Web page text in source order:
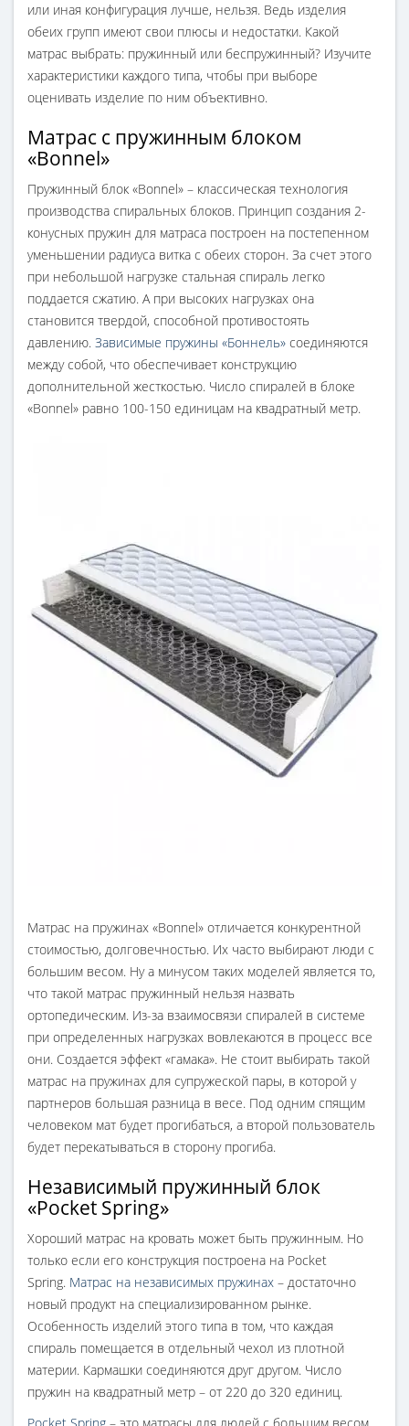
или иная конфигурация лучше, нельзя. Ведь изделия
обеих групп имеют свои плюсы и недостатки. Какой
матрас выбрать: пружинный или беспружинный? Изучите
характеристики каждого типа, чтобы при выборе
оценивать изделие по ним объективно.
Матрас с пружинным блоком
«Bonnel»
Пружинный блок «Bonnel» – классическая технология
производства спиральных блоков. Принцип создания 2-
конусных пружин для матраса построен на постепенном
уменьшении радиуса витка с обеих сторон. За счет этого
при небольшой нагрузке стальная спираль легко
поддается сжатию. А при высоких нагрузках она
становится твердой, способной противостоять
давлению. Зависимые пружины «Боннель» соединяются
между собой, что обеспечивает конструкцию
дополнительной жесткостью. Число спиралей в блоке
«Bonnel» равно 100-150 единицам на квадратный метр.
Матрас на пружинах «Bonnel» отличается конкурентной
стоимостью, долговечностью. Их часто выбирают люди с
большим весом. Ну а минусом таких моделей является то,
что такой матрас пружинный нельзя назвать
ортопедическим. Из-за взаимосвязи спиралей в системе
при определенных нагрузках вовлекаются в процесс все
они. Создается эффект «гамака». Не стоит выбирать такой
матрас на пружинах для супружеской пары, в которой у
партнеров большая разница в весе. Под одним спящим
человеком мат будет прогибаться, а второй пользователь
будет перекатываться в сторону прогиба.
Независимый пружинный блок
«Pocket Spring»
Хороший матрас на кровать может быть пружинным. Но
только если его конструкция построена на Pocket
Spring. Матрас на независимых пружинах – достаточно
новый продукт на специализированном рынке.
Особенность изделий этого типа в том, что каждая
спираль помещается в отдельный чехол из плотной
материи. Кармашки соединяются друг другом. Число
пружин на квадратный метр – от 220 до 320 единиц.